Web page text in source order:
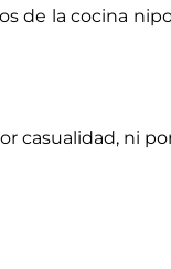
de la cocina
casualidad, ni